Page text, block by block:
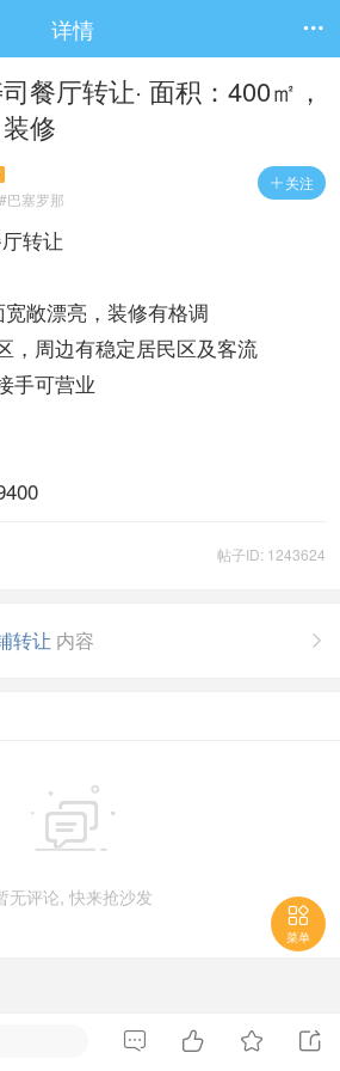
详情 
餐厅转让· 面积：400㎡，
修
 关注
#巴塞罗那
转让
敞漂亮，装修有格调
，周边有稳定居民区及客流
手可营业
帖子ID: 1243624

转让 内容

无评论, 快来抢沙发

菜单
   